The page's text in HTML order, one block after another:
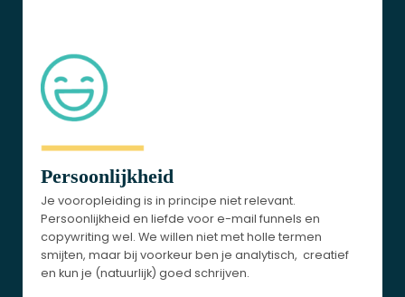
Persoonlijkheid
Je vooropleiding is in principe niet relevant.
Persoonlijkheid en liefde voor e-mail funnels en
copywriting wel. We willen niet met holle termen
smijten, maar bij voorkeur ben je analytisch, creatief
en kun je (natuurlijk) goed schrijven.